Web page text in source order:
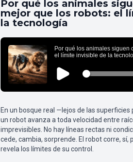
Por qué los animales
mejor que los robots: el
la tecnología
En un bosque real —lejos de las
un robot avanza a toda velocidad entre
imprevisibles. No hay líneas rectas ni
cede, cambia, sorprende. El robot corre, sí,
revela los límites de su control.